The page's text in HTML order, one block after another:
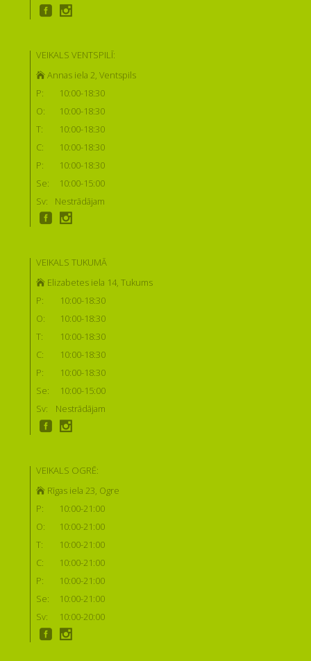
VEIKALS VENTSPILĪ:
Annas iela 2, Ventspils
P:
10:00-18:30
O:
10:00-18:30
T:
10:00-18:30
C:
10:00-18:30
P:
10:00-18:30
Se:
10:00-15:00
Sv:
Nestrādājam
VEIKALS TUKUMĀ
Elizabetes iela 14, Tukums
P:
10:00-18:30
O:
10:00-18:30
T:
10:00-18:30
C:
10:00-18:30
P:
10:00-18:30
Se:
10:00-15:00
Sv:
Nestrādājam
VEIKALS OGRĒ:
Rīgas iela 23, Ogre
P:
10:00-21:00
O:
10:00-21:00
T:
10:00-21:00
C:
10:00-21:00
P:
10:00-21:00
Se:
10:00-21:00
Sv:
10:00-20:00